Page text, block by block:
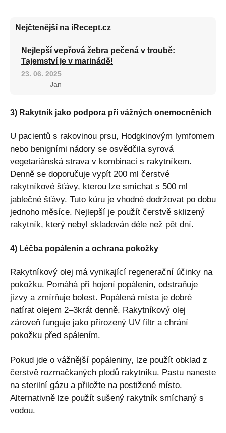
Nejčtenější na iRecept.cz
Nejlepší vepřová žebra pečená v troubě:
Tajemství je v marinádě!
23. 06. 2025
Jan
3) Rakytník jako podpora při vážných onemocněních
U pacientů s rakovinou prsu, Hodgkinovým lymfomem
nebo benigními nádory se osvědčila syrová
vegetariánská strava v kombinaci s rakytníkem.
Denně se doporučuje vypít 200 ml čerstvé
rakytníkové šťávy, kterou lze smíchat s 500 ml
jablečné šťávy. Tuto kúru je vhodné dodržovat po dobu
jednoho měsíce. Nejlepší je použít čerstvě sklizený
rakytník, který nebyl skladován déle než pět dní.
4) Léčba popálenin a ochrana pokožky
Rakytníkový olej má vynikající regenerační účinky na
pokožku. Pomáhá při hojení popálenin, odstraňuje
jizvy a zmírňuje bolest. Popálená místa je dobré
natírat olejem 2–3krát denně. Rakytníkový olej
zároveň funguje jako přirozený UV filtr a chrání
pokožku před spálením.
Pokud jde o vážnější popáleniny, lze použít obklad z
čerstvě rozmačkaných plodů rakytníku. Pastu naneste
na sterilní gázu a přiložte na postižené místo.
Alternativně lze použít sušený rakytník smíchaný s
vodou.